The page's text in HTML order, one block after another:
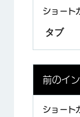
タブ
前のイ